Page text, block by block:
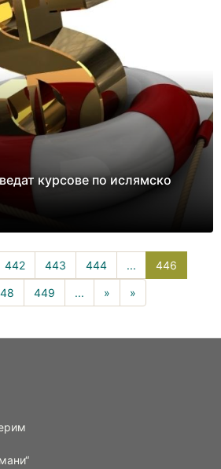
курсове по ислямско
442 443 444 ... 446
449 ... » »